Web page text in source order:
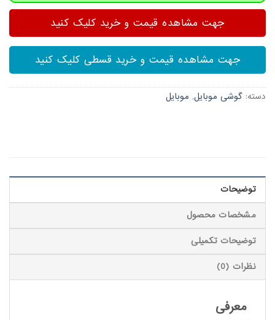
جهت مشاهده قیمت و خرید کلیک کنید
جهت مشاهده قیمت و خرید قسطی کلیک کنید
دسته: گوشی موبایل, موبایل
توضیحات
مشخصات محصول
توضیحات تکمیلی
نظرات (0)
معرفی